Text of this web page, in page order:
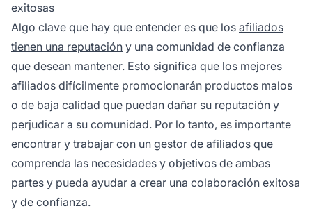
exitosas
Algo clave que hay que entender es que los afiliados
tienen una reputación y una comunidad de confianza
que desean mantener. Esto significa que los mejores
afiliados difícilmente promocionarán productos malos
o de baja calidad que puedan dañar su reputación y
perjudicar a su comunidad. Por lo tanto, es importante
encontrar y trabajar con un gestor de afiliados que
comprenda las necesidades y objetivos de ambas
partes y pueda ayudar a crear una colaboración exitosa
y de confianza.